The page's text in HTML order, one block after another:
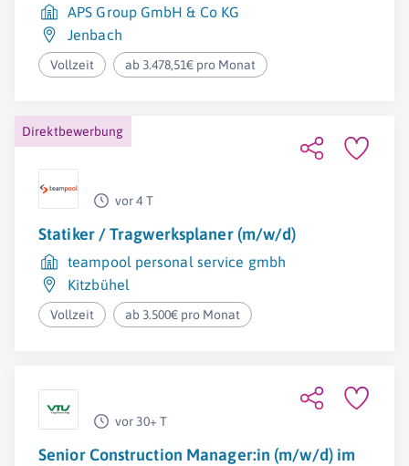
APS Group GmbH & Co KG
Jenbach
Vollzeit ab 3.478,51€ pro Monat
Direktbewerbung
vor 4 T
Statiker / Tragwerksplaner (m/w/d)
teampool personal service gmbh
Kitzbühel
Vollzeit ab 3.500€ pro Monat
vor 30+ T
Senior Construction Manager:in (m/w/d) im